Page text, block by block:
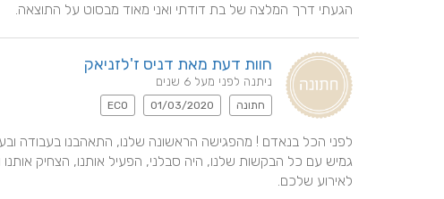
הגעתי דרך המלצה של בת דודתי ואני מאוד מבסוט על התוצאה.
חוות דעת מאת דניס ז'לזניאק
ניתנה לפני מעל 6 שנים
חתונה 01/03/2020
ECO
לאירוע שלכם.